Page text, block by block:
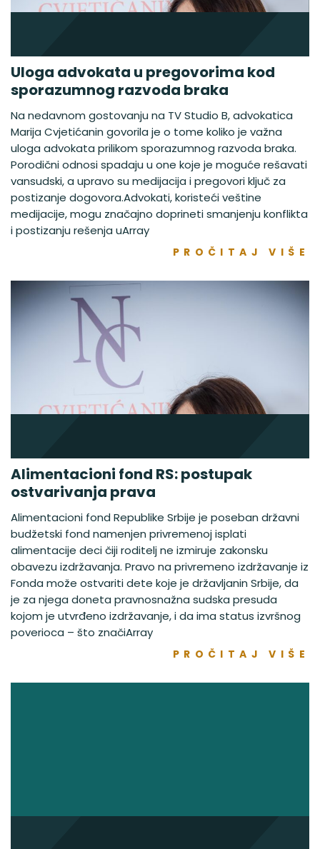
Uloga advokata u pregovorima kod
sporazumnog razvoda braka
Na nedavnom gostovanju na TV Studio B, advokatica
Marija Cvjetićanin govorila je o tome koliko je važna
uloga advokata prilikom sporazumnog razvoda braka.
Porodični odnosi spadaju u one koje je moguće rešavati
vansudski, a upravo su medijacija i pregovori ključ za
postizanje dogovora.Advokati, koristeći veštine
medijacije, mogu značajno doprineti smanjenju konflikta
i postizanju rešenja uArray
PROČITAJ VIŠE
Alimentacioni fond RS: postupak
ostvarivanja prava
Alimentacioni fond Republike Srbije je poseban državni
budžetski fond namenjen privremenoj isplati
alimentacije deci čiji roditelj ne izmiruje zakonsku
obavezu izdržavanja. Pravo na privremeno izdržavanje iz
Fonda može ostvariti dete koje je državljanin Srbije, da
je za njega doneta pravnosnažna sudska presuda
kojom je utvrđeno izdržavanje, i da ima status izvršnog
poverioca – što značiArray
PROČITAJ VIŠE